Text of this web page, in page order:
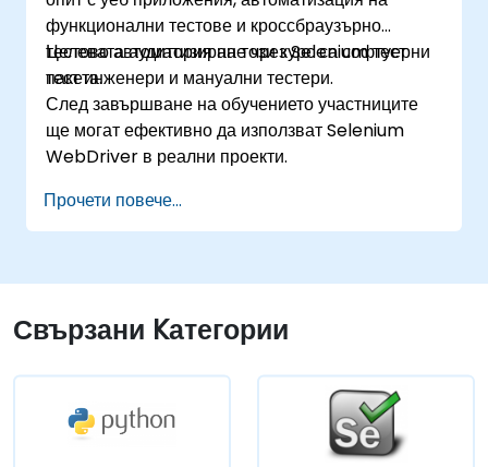
функционални тестове и кроссбраузърно
тестово автоматизиране чрез Selenium тест
пакета.
Целевата аудитория на този курс са софтуерни
тест инженери и мануални тестери.
След завършване на обучението участниците
ще могат ефективно да използват Selenium
WebDriver в реални проекти.
Прочети повече...
Свързани Kатегории